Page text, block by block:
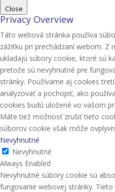
Close
Privacy Overview
Táto webová stránka používa
zážitku pri prechádzaní webom. Z
ukladajú súbory cookie, ktoré sú
pretože sú nevyhnutné pre
stránky. Používame aj cookies
analyzovať a pochopiť, ako
cookies budú uložené vo vašom
Máte tiež možnosť zrušiť tieto
súborov cookie však môže
Nevyhnutné
Nevyhnutné
Always Enabled
Nevyhnutné súbory cookie sú
fungovanie webovej stránky.